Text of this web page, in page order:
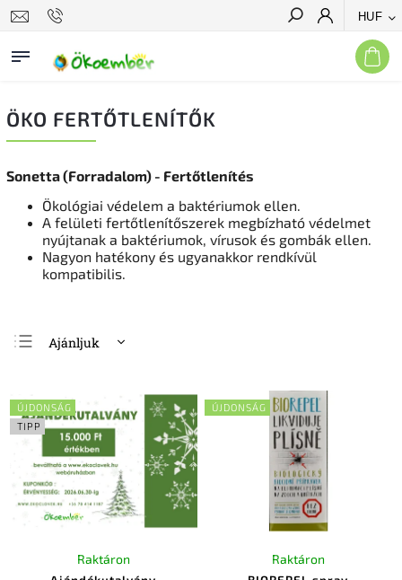
HUF
Keresés
ÖKO FERTŐTLENÍTŐK
Sonetta (Forradalom) - Fertőtlenítés
Ökológiai védelem a baktériumok ellen.
A felületi fertőtlenítőszerek megbízható védelmet
nyújtanak a baktériumok, vírusok és gombák ellen.
Nagyon hatékony és ugyanakkor rendkívül
kompatibilis.
Ajánljuk
Legdrágább
Legnépszerűbb
termékek
ABC szerint
ÚJDONSÁG
TIPP
Raktáron
ÚJDONSÁG
Raktáron